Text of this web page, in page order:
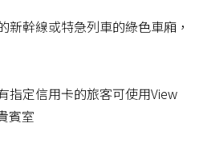
幹線或特急列車的綠色車廂，
指定信用卡的旅客可使用View
賓室